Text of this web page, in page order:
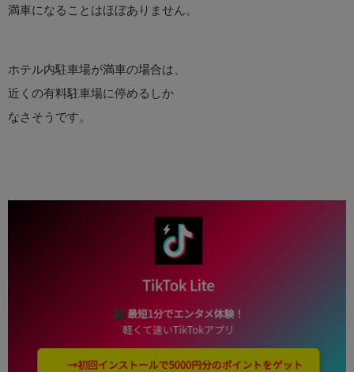
満車になることはほぼありません。
ホテル内駐車場が満車の場合は、
近くの有料駐車場に停めるしか
なさそうです。